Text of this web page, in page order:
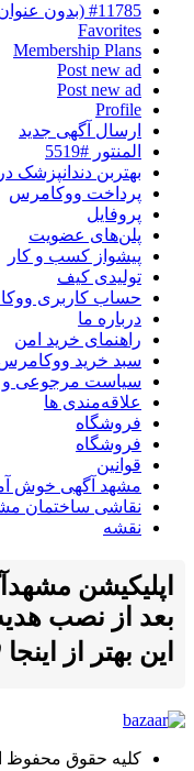
#11785 (بدون عنوان)
Favorites
Membership Plans
Post new ad
Post new ad
Profile
ارسال آگهی جدید
المنتور #5519
بهتربن دندانپزشک
پرداخت ووکامرس
پروفایل
پلن‌های عضویت
پیشواز کسب و کار
تولیدی کیف
حساب کاربری
درباره ما
راهنمای خرید امن
سبد خرید
سیاست مرجوعی
علاقه‌مندی ها
فروشگاه
فروشگاه
قوانین
مشهد آگهی خوش
نقاشی ساختمان
نقشه
اپلیکیشن
بعد از نصب
این بهتر از
کلیه حقوق